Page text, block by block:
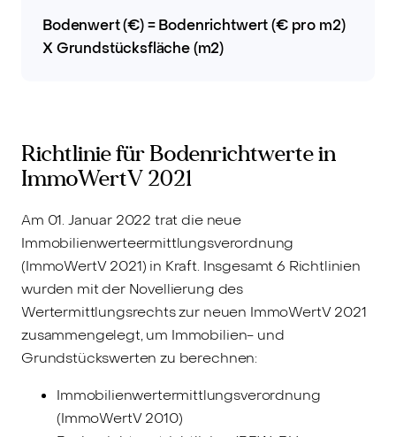
Bodenwert (€) = Bodenrichtwert (€ pro m2)
X Grundstücksfläche (m2)
Richtlinie für Bodenrichtwerte in
ImmoWertV 2021
Am 01. Januar 2022 trat die neue
Immobilienwerteermittlungsverordnung
(ImmoWertV 2021) in Kraft. Insgesamt 6 Richtlinien
wurden mit der Novellierung des
Wertermittlungsrechts zur neuen ImmoWertV 2021
zusammengelegt, um Immobilien- und
Grundstückswerten zu berechnen:
Immobilienwertermittlungsverordnung
(ImmoWertV 2010)